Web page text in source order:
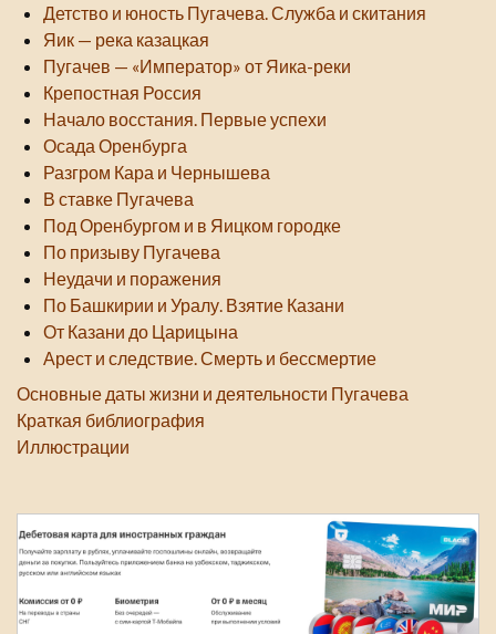
Детство и юность Пугачева. Служба и скитания
Яик — река казацкая
Пугачев — «Император» от Яика-реки
Крепостная Россия
Начало восстания. Первые успехи
Осада Оренбурга
Разгром Кара и Чернышева
В ставке Пугачева
Под Оренбургом и в Яицком городке
По призыву Пугачева
Неудачи и поражения
По Башкирии и Уралу. Взятие Казани
От Казани до Царицына
Арест и следствие. Смерть и бессмертие
Основные даты жизни и деятельности Пугачева
Краткая библиография
Иллюстрации